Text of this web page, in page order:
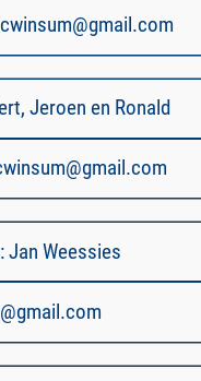
Jeroen en Ronald
Jan Weessies